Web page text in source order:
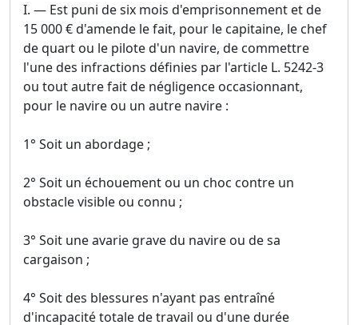
I. ― Est puni de six mois d'emprisonnement et de
15 000 € d'amende le fait, pour le capitaine, le chef
de quart ou le pilote d'un navire, de commettre
l'une des infractions définies par l'article L. 5242-3
ou tout autre fait de négligence occasionnant,
pour le navire ou un autre navire :
1° Soit un abordage ;
2° Soit un échouement ou un choc contre un
obstacle visible ou connu ;
3° Soit une avarie grave du navire ou de sa
cargaison ;
4° Soit des blessures n'ayant pas entraîné
d'incapacité totale de travail ou d'une durée